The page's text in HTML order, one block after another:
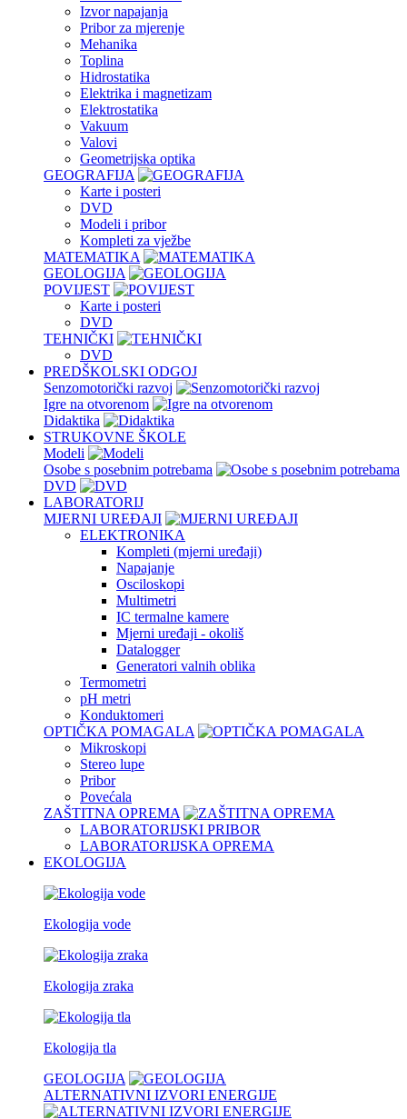
Izvor napajanja
Pribor za mjerenje
Mehanika
Toplina
Hidrostatika
Elektrika i magnetizam
Elektrostatika
Vakuum
Valovi
Geometrijska optika
GEOGRAFIJA
Karte i posteri
DVD
Modeli i pribor
Kompleti za vježbe
MATEMATIKA
GEOLOGIJA
POVIJEST
Karte i posteri
DVD
TEHNIČKI
DVD
PREDŠKOLSKI ODGOJ
Senzomotorički razvoj
Igre na otvorenom
Didaktika
STRUKOVNE ŠKOLE
Modeli
Osobe s posebnim potrebama
DVD
LABORATORIJ
MJERNI UREĐAJI
ELEKTRONIKA
Kompleti (mjerni uređaji)
Napajanje
Osciloskopi
Multimetri
IC termalne kamere
Mjerni uređaji - okoliš
Datalogger
Generatori valnih oblika
Termometri
pH metri
Konduktomeri
OPTIČKA POMAGALA
Mikroskopi
Stereo lupe
Pribor
Povećala
ZAŠTITNA OPREMA
LABORATORIJSKI PRIBOR
LABORATORIJSKA OPREMA
EKOLOGIJA
Ekologija vode
Ekologija zraka
Ekologija tla
GEOLOGIJA
ALTERNATIVNI IZVORI ENERGIJE